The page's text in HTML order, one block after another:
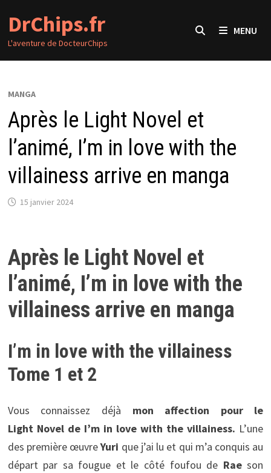
contenu
DrChips.fr
L'aventure de DocteurChips
MENU
MANGA
Après le Light Novel et
l’animé, I’m in love with the
villainess arrive en manga
15 janvier 2024
Après le Light Novel et
l’animé, I’m in love with the
villainess arrive en manga
I’m in love with the villainess
Tome 1 et 2
Vous connaissez déjà mon affection pour le
Light Novel de I’m in love with the villainess. L’une
des première œuvreYuri que j’ai lu et qui m’a conquis au
départ par sa fougue et le côté foufou de Raeson